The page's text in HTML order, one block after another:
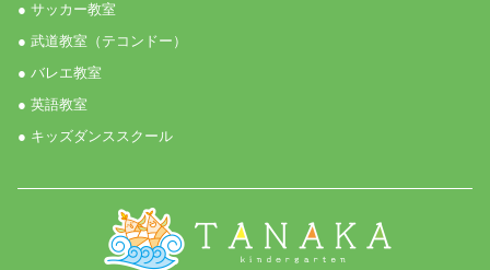
● サッカー教室
● 武道教室（テコンドー）
● バレエ教室
● 英語教室
● キッズダンススクール